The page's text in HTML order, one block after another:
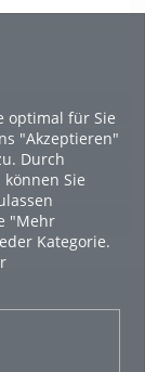
optimal für Sie
"Akzeptieren"
Durch
Sie
"Mehr
Kategorie.